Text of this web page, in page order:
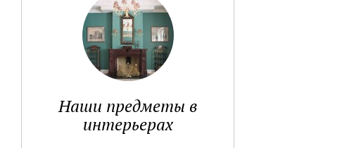
Наши предметы в
интерьерах